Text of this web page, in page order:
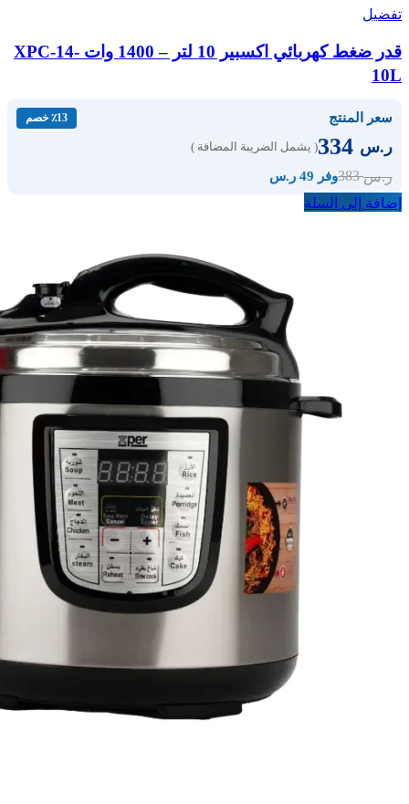
تفضيل
قدر ضغط كهربائي اكسبير 10 لتر – 1400 وات XPC-14-
10L
سعر المنتج ٪13 خصم
ر.س ( يشمل الضريبة المضافة )
ر.س383 وفر 49 ر.س
إضافة إلى السلة